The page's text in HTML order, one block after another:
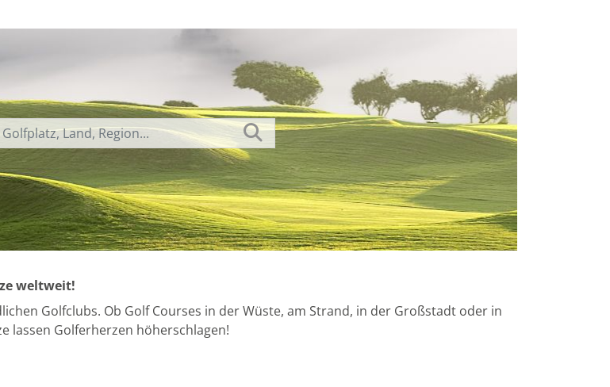
Suchbegriff eingeben
weltweit!
Golfclubs. Ob Golf Courses in der Wüste, am Strand, in der Großstadt oder in
lassen Golferherzen höherschlagen!